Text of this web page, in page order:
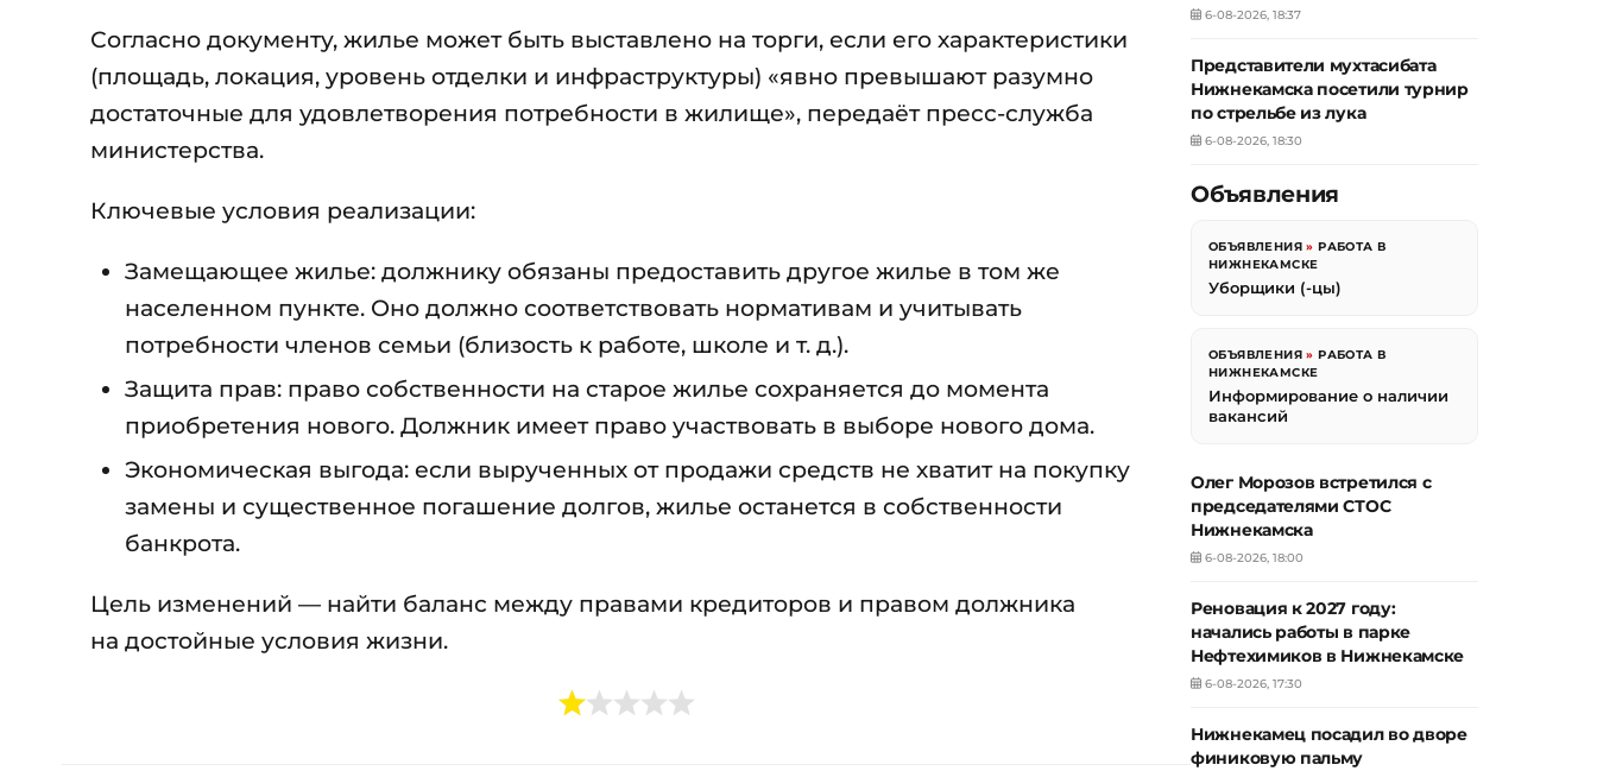
Согласно документу, жилье может быть выставлено на торги, если его характеристики
(площадь, локация, уровень отделки и инфраструктуры) «явно превышают разумно
достаточные для удовлетворения потребности в жилище», передаёт пресс-служба
министерства.
Ключевые условия реализации:
Замещающее жилье: должнику обязаны предоставить другое жилье в том же
населенном пункте. Оно должно соответствовать нормативам и учитывать
потребности членов семьи (близость к работе, школе и т. д.).
Защита прав: право собственности на старое жилье сохраняется до момента
приобретения нового. Должник имеет право участвовать в выборе нового дома.
Экономическая выгода: если вырученных от продажи средств не хватит на покупку
замены и существенное погашение долгов, жилье останется в собственности
банкрота.
Цель изменений — найти баланс между правами кредиторов и правом должника
на достойные условия жизни.
6-08-2026, 18:37
Представители мухтасибата
Нижнекамска посетили турнир
по стрельбе из лука
6-08-2026, 18:30
Объявления
ОБЪЯВЛЕНИЯ »РАБОТА В
НИЖНЕКАМСКЕ
Уборщики (-цы)
ОБЪЯВЛЕНИЯ »РАБОТА В
НИЖНЕКАМСКЕ
Информирование о наличии
вакансий
Олег Морозов встретился с
председателями СТОС
Нижнекамска
6-08-2026, 18:00
Реновация к 2027 году:
начались работы в парке
Нефтехимиков в Нижнекамске
6-08-2026, 17:30
Нижнекамец посадил во дворе
финиковую пальму